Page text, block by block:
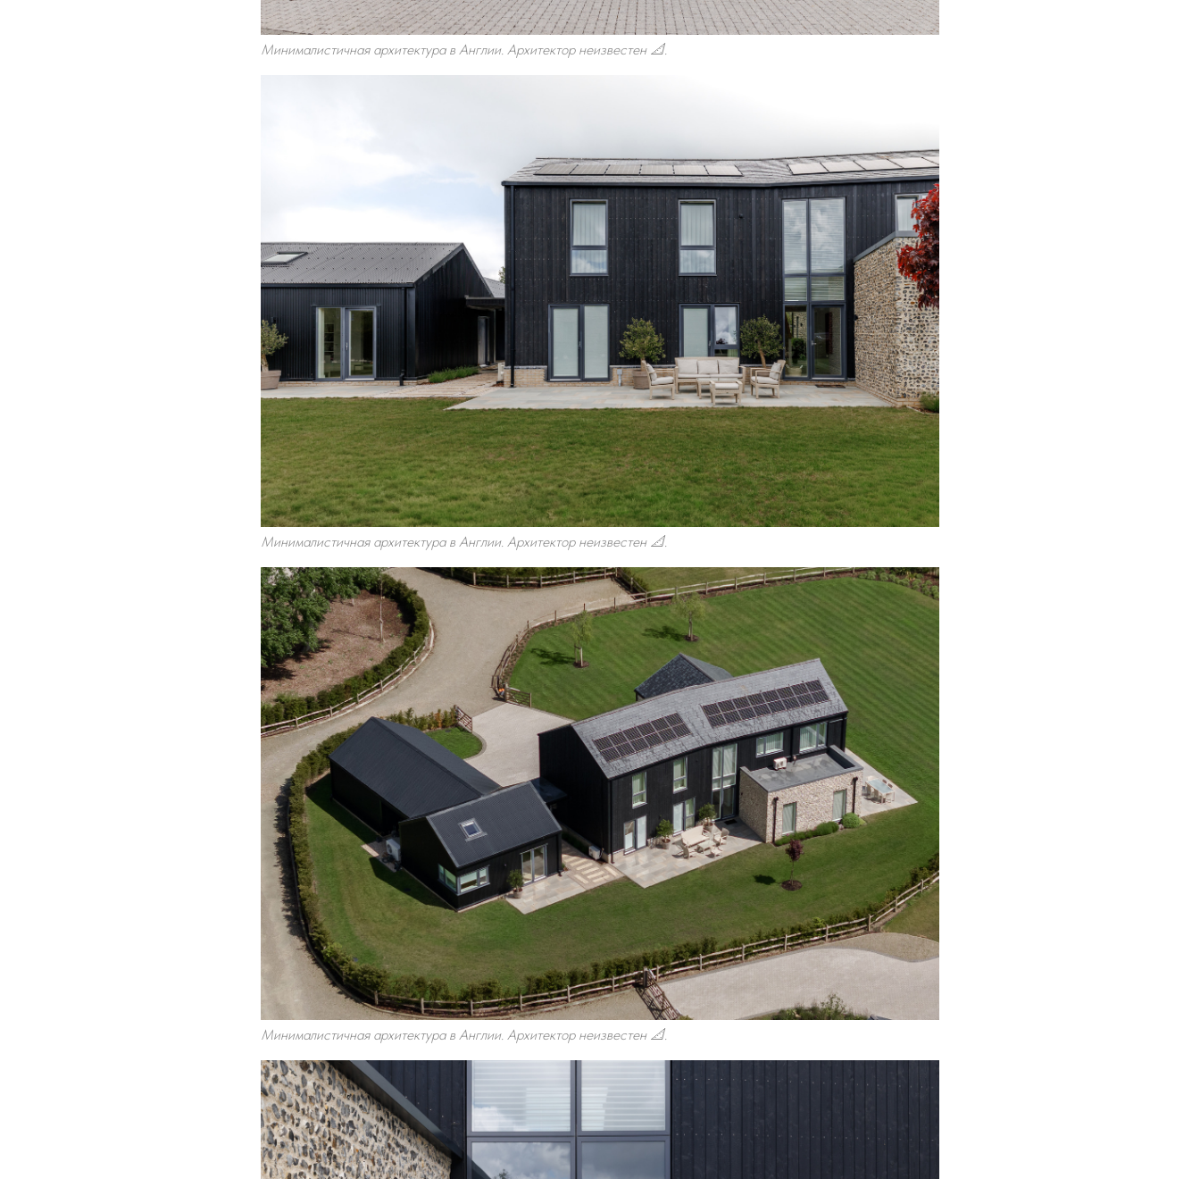
Минималистичная архитектура в Англии. Архитектор неизвестен 📐.
Минималистичная архитектура в Англии. Архитектор неизвестен 📐.
Минималистичная архитектура в Англии. Архитектор неизвестен 📐.